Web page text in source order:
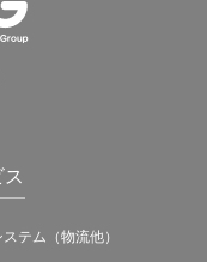
テム（物流他）